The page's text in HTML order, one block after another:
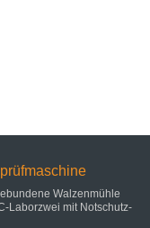
Walzenmühle
Laborzwei mit Notschutz-